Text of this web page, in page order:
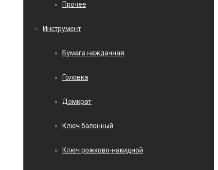
Прочее
Инструмент
Бумага наждачная
Головка
Домкрат
Ключ балонный
Ключ рожково-накидной